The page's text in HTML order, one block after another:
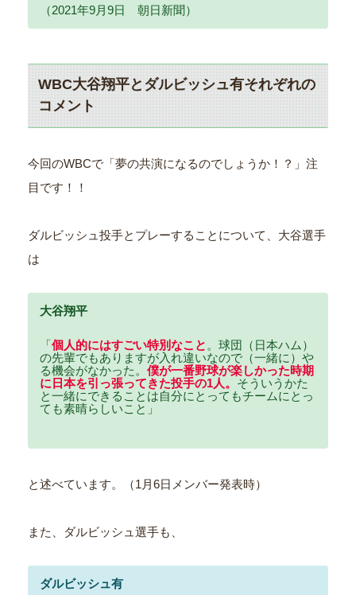
（2021年9月9日 朝日新聞）
WBC大谷翔平とダルビッシュ有それぞれの
コメント
今回のWBCで「夢の共演になるのでしょうか！？」注
目です！！
ダルビッシュ投手とプレーすることについて、大谷選手
は
大谷翔平
「個人的にはすごい特別なこと 。球団（日本ハム）
の先輩でもありますが入れ違いなので（一緒に）や
る機会がなかった。 僕が一番野球が楽しかった時期
に日本を引っ張ってきた投手の1人。 そういうかた
と一緒にできることは自分にとってもチームにとっ
ても素晴らしいこと」
と述べています。（1月6日メンバー発表時）
また、ダルビッシュ選手も、
ダルビッシュ有